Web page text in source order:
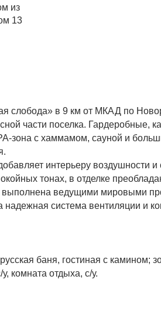
из
13
слобода» в 9 км от МКАД по
части поселка. Гардеробные,
зона с хаммамом, сауной и
интерьеру воздушности и
тонах, в отделке
ведущими мировыми
система вентиляции и
баня, гостиная с камином;
комната отдыха, с/у.